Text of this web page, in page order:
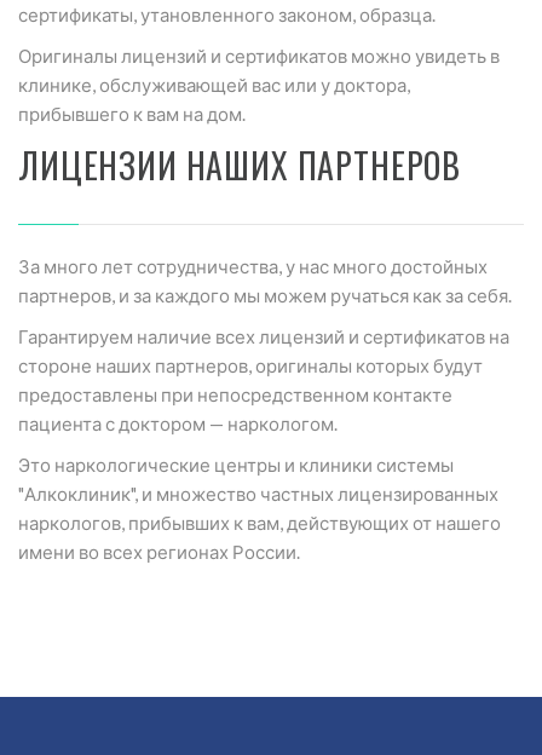
сертификаты, утановленного законом, образца.
Оригиналы лицензий и сертификатов можно увидеть в
клинике, обслуживающей вас или у доктора,
прибывшего к вам на дом.
ЛИЦЕНЗИИ НАШИХ ПАРТНЕРОВ
За много лет сотрудничества, у нас много достойных
партнеров, и за каждого мы можем ручаться как за себя.
Гарантируем наличие всех лицензий и сертификатов на
стороне наших партнеров, оригиналы которых будут
предоставлены при непосредственном контакте
пациента с доктором — наркологом.
Это наркологические центры и клиники системы
"Алкоклиник", и множество частных лицензированных
наркологов, прибывших к вам, действующих от нашего
имени во всех регионах России.